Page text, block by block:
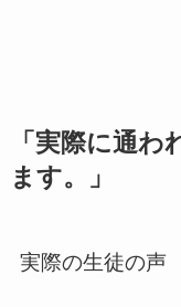
「実際に通
ます。」
実際の生徒の声